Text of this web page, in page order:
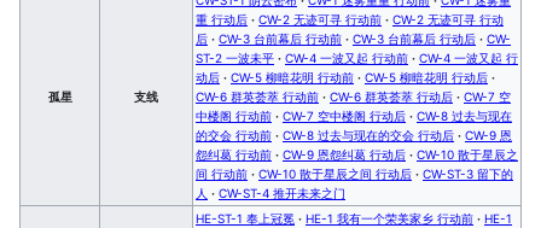
孤星 支线
重 行动后 · CW-2 无迹可寻 行动前 · CW-2 无迹可寻 行动
后 · CW-3 台前幕后 行动前 · CW-3 台前幕后 行动后 · CW-
ST-2 一波未平 · CW-4 一波又起 行动前 · CW-4 一波又起 行
动后 · CW-5 柳暗花明 行动前 · CW-5 柳暗花明 行动后 ·
CW-6 群英荟萃 行动前 · CW-6 群英荟萃 行动后 · CW-7 空
中楼阁 行动前 · CW-7 空中楼阁 行动后 · CW-8 过去与现在
的交会 行动前 · CW-8 过去与现在的交会 行动后 · CW-9 恩
怨纠葛 行动前 · CW-9 恩怨纠葛 行动后 · CW-10 散于星辰之
间 行动前 · CW-10 散于星辰之间 行动后 · CW-ST-3 留下的
人 · CW-ST-4 推开未来之门
HE-ST-1 奉上冠冕 · HE-1 我有一个荣美家乡 行动前 · HE-1